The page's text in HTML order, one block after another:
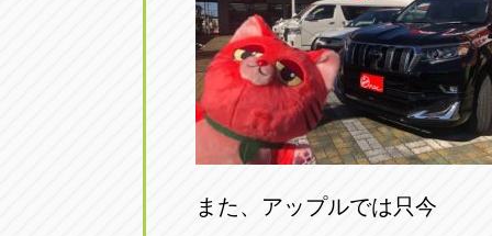
また、アップルでは只今